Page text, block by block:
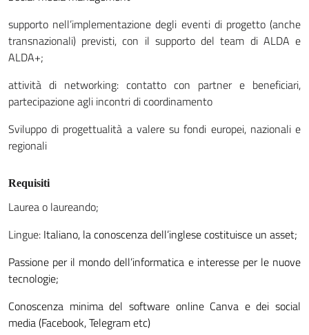
supporto nell’implementazione degli eventi di progetto (anche
transnazionali) previsti, con il supporto del team di ALDA e
ALDA+;
attività di networking: contatto con partner e beneficiari,
partecipazione agli incontri di coordinamento
Sviluppo di progettualità a valere su fondi europei, nazionali e
regionali
Requisiti
Laurea o laureando;
Lingue: Italiano, la conoscenza dell’inglese costituisce un asset;
Passione per il mondo dell’informatica e interesse per le nuove
tecnologie;
Conoscenza minima del software online Canva e dei social
media (Facebook, Telegram etc)